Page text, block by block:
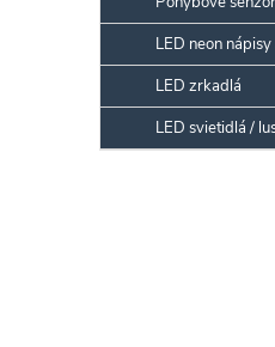
LED neon nápisy
LED zrkadlá
LED svietidlá /